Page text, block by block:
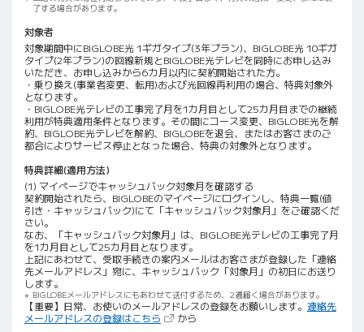
了する場合があります。
対象者
対象期間中にBIGLOBE光 1ギガタイプ(3年プラン)、BIGLOBE光 10ギガ
タイプ(2年プラン)の回線新規とBIGLOBE光テレビを同時にお申し込み
いただき、お申し込みから6カ月以内に契約開始された方。
・乗り換え(事業者変更、転用)および光回線再利用の場合、特典対象外
となります。
・BIGLOBE光テレビの工事完了月を1カ月目として25カ月目までの継続
利用が特典適用条件となります。その間にコース変更、BIGLOBE光を解
約、BIGLOBE光テレビを解約、BIGLOBEを退会、またはお客さまのご
都合によりサービス停止となった場合、特典の対象外となります。
特典詳細(適用方法)
(1) マイページでキャッシュバック対象月を確認する
契約開始されたら、BIGLOBEのマイページにログインし、特典一覧(値
引き・キャッシュバック)にて「キャッシュバック対象月」をご確認くだ
さい。
なお、「キャッシュバック対象月」は、BIGLOBE光テレビの工事完了月
を1カ月目として25カ月目となります。
上記にあわせて、受取手続きの案内メールはお客さまが登録した「連絡
先メールアドレス」宛に、キャッシュバック「対象月」の初日にお送り
します。
BIGLOBEメールアドレスにもあわせて送付するため、2通届く場合があります。
【重要】日常、お使いのメールアドレスの登録をお願いします。 連絡先
メールアドレスの登録はこちら （新しいタブで開きます）
から